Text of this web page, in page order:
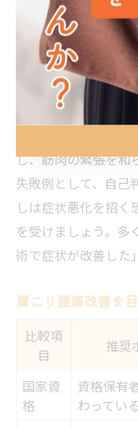
生活習慣を丁寧に
み立てます。
【主な症状とアプロ
・肩こり：肩井（
のツボを刺激し、血
・腰痛：腎兪（じ
し、筋肉の緊張を和
失敗例として、自己
しは症状悪化を招
を受けましょう。多
術で症状が改善した
肩こり腰痛改善を
比較項
目
推奨
国家資
格
資格保有
わってい